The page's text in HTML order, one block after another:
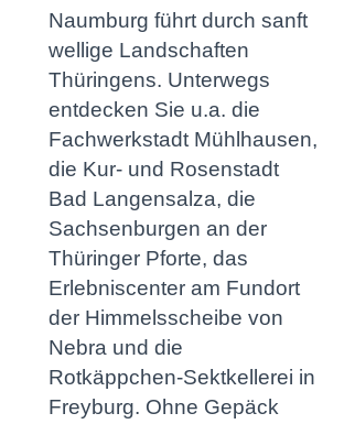
Naumburg führt durch sanft
wellige Landschaften
Thüringens. Unterwegs
entdecken Sie u.a. die
Fachwerkstadt Mühlhausen,
die Kur- und Rosenstadt
Bad Langensalza, die
Sachsenburgen an der
Thüringer Pforte, das
Erlebniscenter am Fundort
der Himmelsscheibe von
Nebra und die
Rotkäppchen-Sektkellerei in
Freyburg. Ohne Gepäck